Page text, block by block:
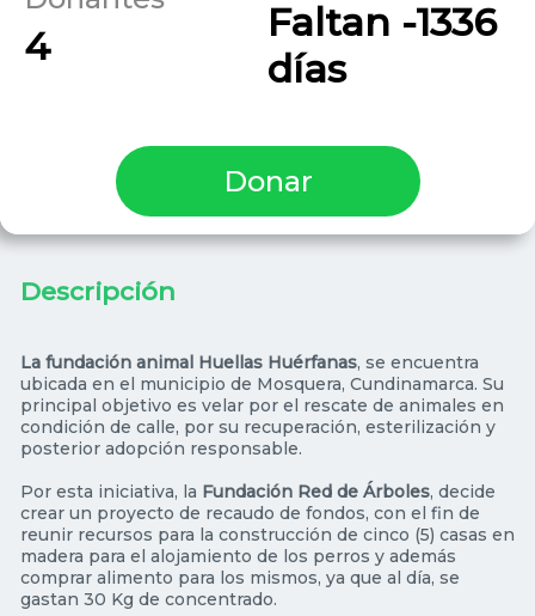
4
Faltan -1336
días
Donar
Descripción
La fundación animal Huellas Huérfanas, se encuentra
ubicada en el municipio de Mosquera, Cundinamarca. Su
principal objetivo es velar por el rescate de animales en
condición de calle, por su recuperación, esterilización y
posterior adopción responsable.
Por esta iniciativa, la Fundación Red de Árboles, decide
crear un proyecto de recaudo de fondos, con el fin de
reunir recursos para la construcción de cinco (5) casas en
madera para el alojamiento de los perros y además
comprar alimento para los mismos, ya que al día, se
gastan 30 Kg de concentrado.